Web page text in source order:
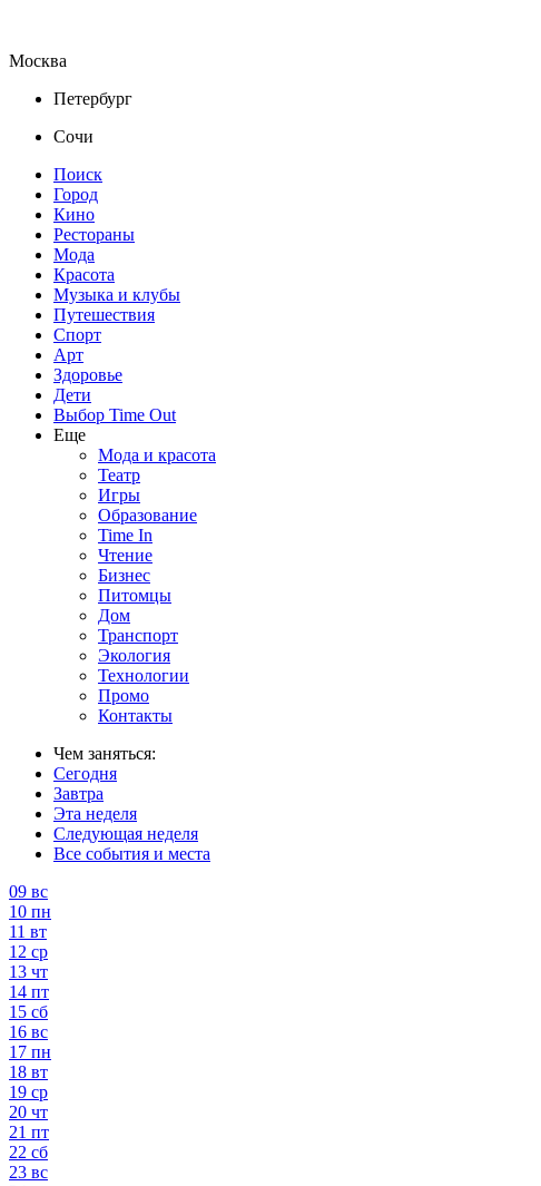
Москва
Петербург
Сочи
Поиск
Город
Кино
Рестораны
Мода
Красота
Музыка и клубы
Путешествия
Спорт
Арт
Здоровье
Дети
Выбор Time Out
Еще
Мода и красота
Театр
Игры
Образование
Time In
Чтение
Бизнес
Питомцы
Дом
Транспорт
Экология
Технологии
Промо
Контакты
Чем заняться:
Сегодня
Завтра
Эта неделя
Следующая неделя
Все события и места
09 вс
10 пн
11 вт
12 ср
13 чт
14 пт
15 сб
16 вс
17 пн
18 вт
19 ср
20 чт
21 пт
22 сб
23 вс